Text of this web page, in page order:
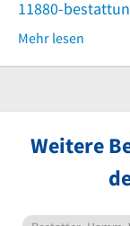
11880-
Mehr lesen
Weitere